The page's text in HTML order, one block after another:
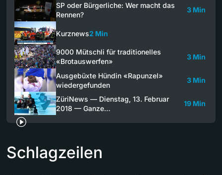
SP oder Bürgerliche: Wer macht das
Rennen?
3 Min
Kurznews2 Min
9000 Mütschli für traditionelles
«Brotauswerfen»
3 Min
Ausgebüxte Hündin «Rapunzel»
wiedergefunden
3 Min
ZüriNews — Dienstag, 13. Februar
2018 — Ganze…
19 Min
Schlagzeilen